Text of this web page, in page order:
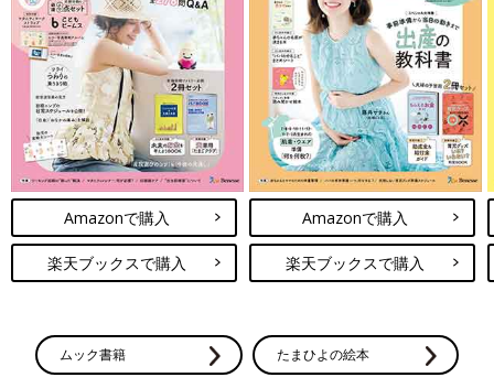
Amazonで購入
楽天ブックスで購入
Amazonで購入
楽天ブックスで購入
ムック書籍 たまひよの絵本